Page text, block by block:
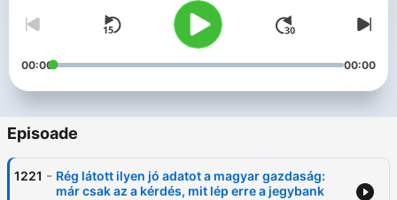
00:00 00:00
Episoade
1221 - Rég látott ilyen jó adatot a magyar gazdaság:
már csak az a kérdés, mit lép erre a jegybank